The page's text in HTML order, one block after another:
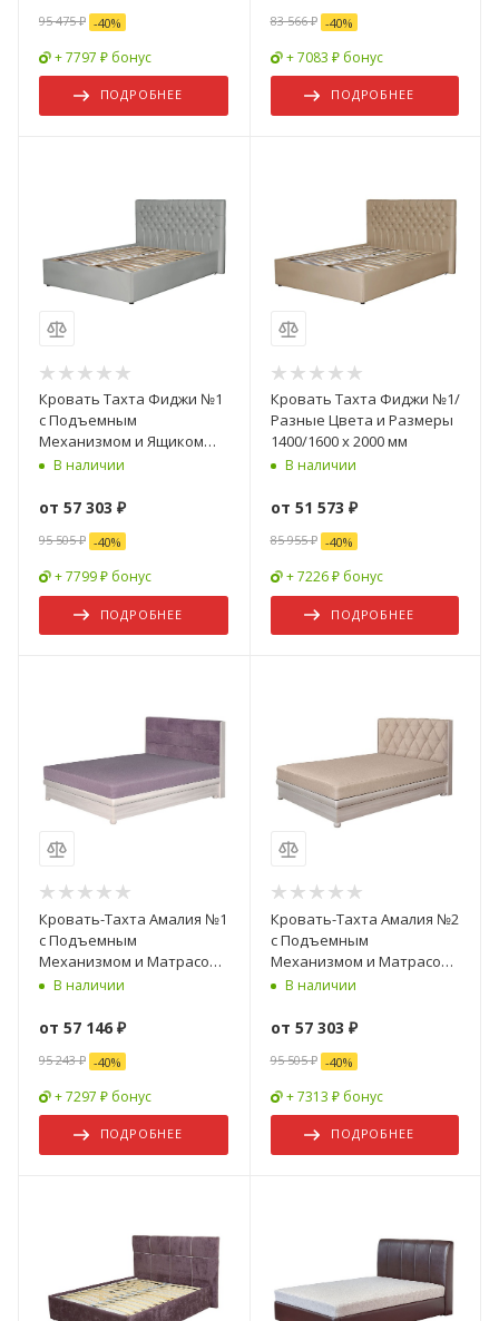
95 475 ₽ -40%
+ 7797 ₽ бонус
ПОДРОБНЕЕ
83 566 ₽ -40%
+ 7083 ₽ бонус
ПОДРОБНЕЕ
Кровать Тахта Фиджи №1
с Подъемным
Механизмом и Ящиком
для Хранения/Разные
1400/1600 х 2000 мм
В наличии
от 57 303 ₽
95 505 ₽ -40%
+ 7799 ₽ бонус
ПОДРОБНЕЕ
Кровать Тахта Фиджи №1/
Разные Цвета и Размеры
1400/1600 х 2000 мм
В наличии
от 51 573 ₽
85 955 ₽ -40%
+ 7226 ₽ бонус
ПОДРОБНЕЕ
Кровать-Тахта Амалия №1
с Подъемным
Механизмом и Матрасом
с Ящиком для Хранения/
1400/1600 мм
В наличии
от 57 146 ₽
95 243 ₽ -40%
+ 7297 ₽ бонус
ПОДРОБНЕЕ
Кровать-Тахта Амалия №2
с Подъемным
Механизмом и Матрасом
с Ящиком для Хранения/
1400/1600 мм
В наличии
от 57 303 ₽
95 505 ₽ -40%
+ 7313 ₽ бонус
ПОДРОБНЕЕ